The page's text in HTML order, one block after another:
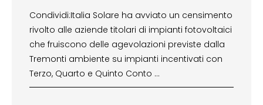
Condividi:Italia Solare ha avviato un censimento
rivolto alle aziende titolari di impianti fotovoltaici
che fruiscono delle agevolazioni previste dalla
Tremonti ambiente su impianti incentivati con
Terzo, Quarto e Quinto Conto …